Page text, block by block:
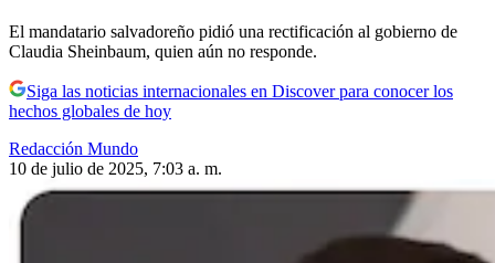
El mandatario salvadoreño pidió una rectificación al gobierno de
Claudia Sheinbaum, quien aún no responde.
Siga las noticias internacionales en Discover para conocer los
hechos globales de hoy
Redacción Mundo
10 de julio de 2025, 7:03 a. m.